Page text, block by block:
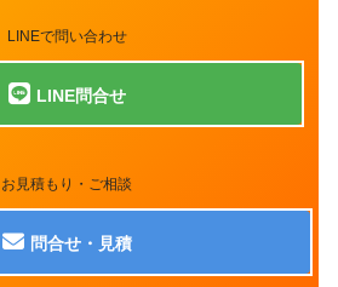
LINEで問い合わせ
LINE問合せ
お見積もり・ご相談
問合せ・見積